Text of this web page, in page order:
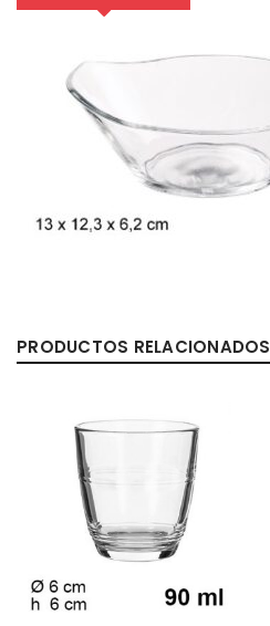
PRODUCTOS RELACIONADOS